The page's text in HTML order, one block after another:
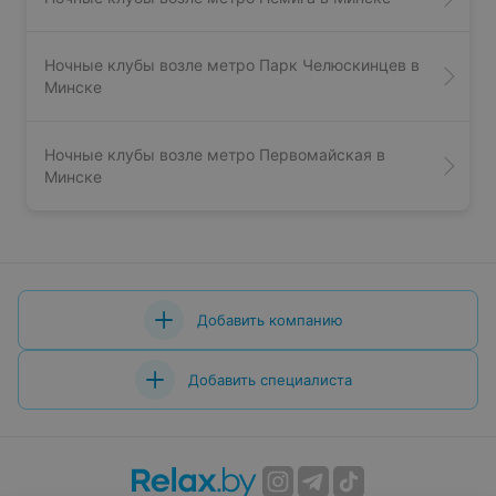
Ночные клубы возле метро Парк Челюскинцев в
Минске
Ночные клубы возле метро Первомайская в
Минске
Добавить компанию
Добавить специалиста